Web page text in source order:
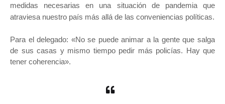
medidas necesarias en una situación de pandemia que
atraviesa nuestro país más allá de las conveniencias políticas.
Para el delegado: «No se puede animar a la gente que salga
de sus casas y mismo tiempo pedir más policías. Hay que
tener coherencia».